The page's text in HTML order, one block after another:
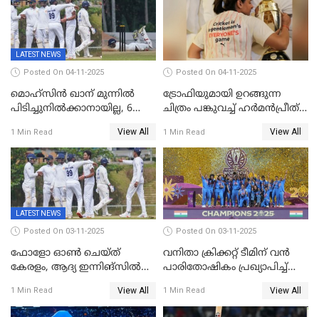
LATEST NEWS
Posted On 04-11-2025
മൊഹ്സിൻ ഖാന് മുന്നിൽ
പിടിച്ചുനിൽക്കാനായില്ല, 6
കേരളത്തിന് ഇന്നിംഗ്സ്
തോല്‍വി
1 Min Read View All
Posted On 04-11-2025
ട്രോഫിയുമായി ഉറങ്ങുന്ന
ചിത്രം പങ്കുവച്ച് ഹര്‍മന്‍പ്രീത്
1 Min Read View All
LATEST NEWS
Posted On 03-11-2025
ഫോളോ ഓൺ ചെയ്ത്
കേരളം, ആദ്യ ഇന്നിങ്സിൽ
രഞ്ജിയിൽ കർണാടകയ്ക്ക്
കൂറ്റൻ ലീഡ്
1 Min Read View All
Posted On 03-11-2025
വനിതാ ക്രിക്കറ്റ് ടീമിന് വൻ
പാരിതോഷികം പ്രഖ്യാപിച്ച്
1 Min Read View All